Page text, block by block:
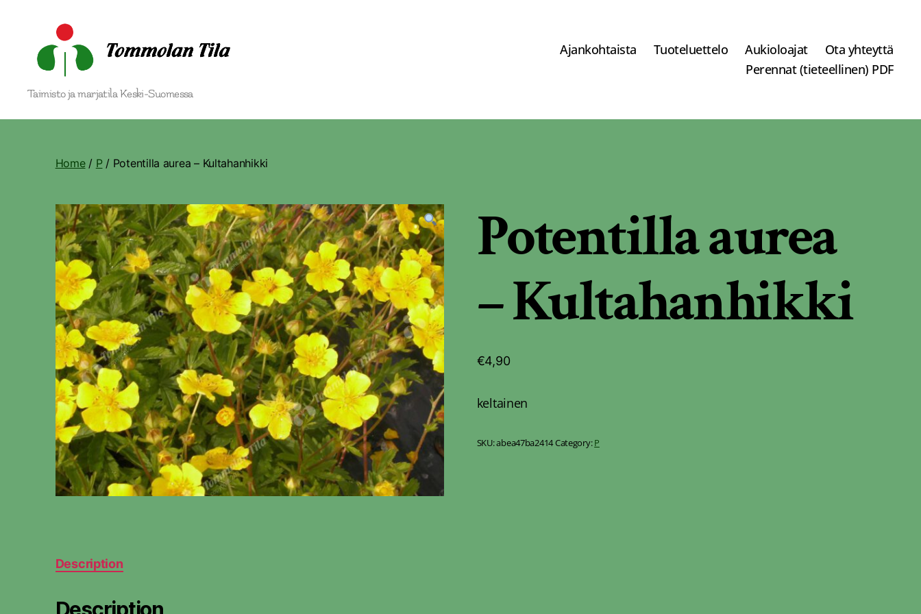
Tommolan
Tila
Taimisto ja marjatila Keski-Suomessa
Ajankohtaista Tuoteluettelo Aukioloajat
Ota yhteyttä
Perennat (tieteellinen) PDF
Home/ P/ Potentilla aurea – Kultahanhikki
Potentilla aurea
– Kultahanhikki
€4,90
keltainen
SKU:abea47ba2414Category:P
Description
Description